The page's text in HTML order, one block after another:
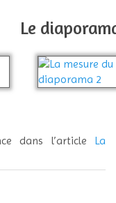
Le
dans l’article La